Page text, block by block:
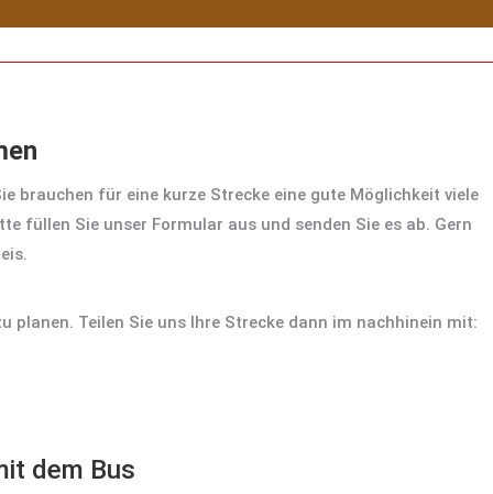
brauchen für eine kurze Strecke eine gute Möglichkeit viele
füllen Sie unser Formular aus und senden Sie es ab. Gern
planen. Teilen Sie uns Ihre Strecke dann im nachhinein mit:
dem Bus